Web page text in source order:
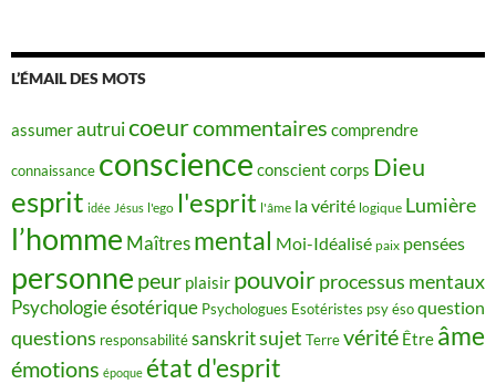
L’ÉMAIL DES MOTS
assumerautruicoeurcommentaires comprendre
connaissance conscience conscient corps Dieu
esprit idée Jésus l'ego l'esprit l'âme la vérité logique Lumière
l’homme Maîtres mental Moi-Idéalisé paix pensées
personne peur plaisir pouvoirprocessus mentaux
Psychologie ésotérique Psychologues Esotéristes psy ésoquestion
questions responsabilitésanskritsujet Terrevérité Être âme
émotions époque état d'esprit